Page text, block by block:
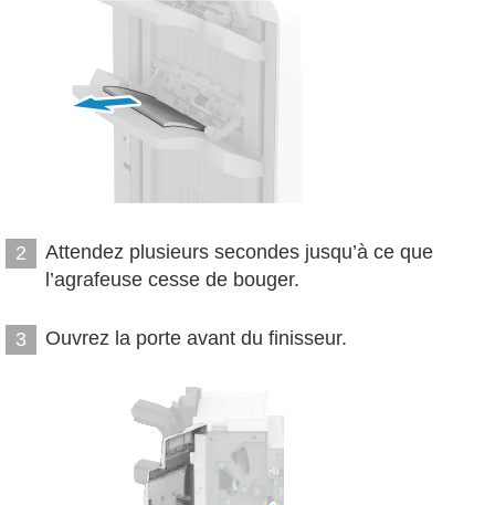
2
Attendez plusieurs secondes jusqu’à ce que
l’agrafeuse cesse de bouger.
3 Ouvrez la porte avant du finisseur.